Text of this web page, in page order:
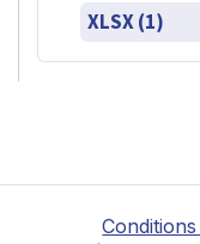
XLSX (1)